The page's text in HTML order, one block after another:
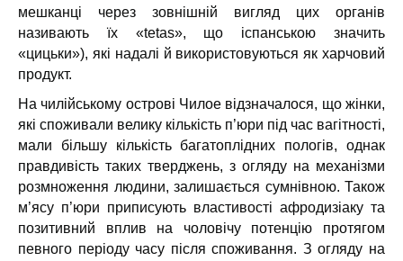
мешканці через зовнішній вигляд цих органів
називають їх «tetas», що іспанською значить
«цицьки»), які надалі й використовуються як харчовий
продукт.
На чилійському острові Чилое відзначалося, що жінки,
які споживали велику кількість п’юри під час вагітності,
мали більшу кількість багатоплідних пологів, однак
правдивість таких тверджень, з огляду на механізми
розмноження людини, залишається сумнівною. Також
м’ясу п’юри приписують властивості афродизіаку та
позитивний вплив на чоловічу потенцію протягом
певного періоду часу після споживання. З огляду на